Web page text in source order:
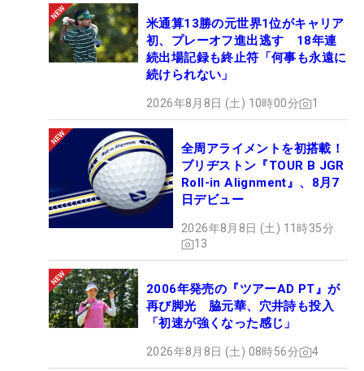
米通算13勝の元世界1位がキャリア
初、プレーオフ進出逃す 18年連
続出場記録も終止符「何事も永遠に
続けられない」
2026年8月8日 (土) 10時00分 1
全周アライメントを初搭載！
ブリヂストン『TOUR B JGR
Roll-in Alignment』、8月7
日デビュー
2026年8月8日 (土) 11時35分
13
2006年発売の『ツアーAD PT』が
再び脚光 脇元華、穴井詩も投入
「初速が強くなった感じ」
2026年8月8日 (土) 08時56分 4